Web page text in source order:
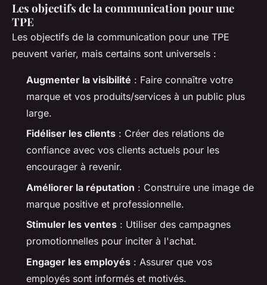
Les objectifs de la communication pour une
TPE
Les objectifs de la communication pour une TPE
peuvent varier, mais certains sont universels :
Augmenter la visibilité : Faire connaître votre
marque et vos produits/services à un public plus
large.
Fidéliser les clients : Créer des relations de
confiance avec vos clients actuels pour les
encourager à revenir.
Améliorer la réputation : Construire une image de
marque positive et professionnelle.
Stimuler les ventes : Utiliser des campagnes
promotionnelles pour inciter à l'achat.
Engager les employés : Assurer que vos
employés sont informés et motivés.